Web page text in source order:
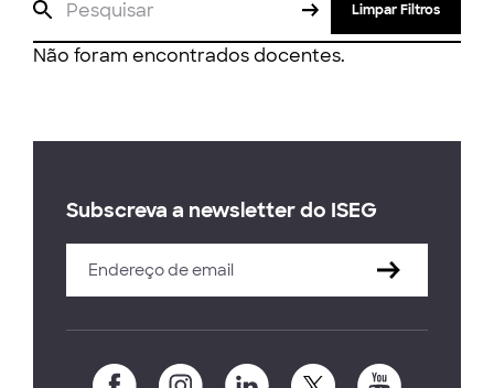
Limpar Filtros
Não foram encontrados docentes.
Subscreva a newsletter do ISEG